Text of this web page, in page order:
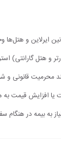
ایرلاین و هتل‌ها
و هتل
محرمیت قانونی
یا افزایش قیمت به
به بیمه در هنگام